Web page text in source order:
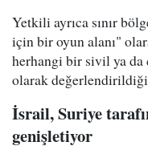
Yetkili ayrıca sınır
için bir oyun alanı"
herhangi bir sivil ya da
olarak
İsrail, Suriye
genişletiyor